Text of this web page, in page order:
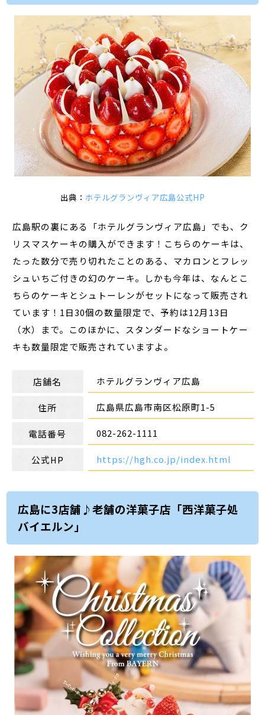
出典： ホテルグランヴィア広島公式HP
広島駅の裏にある「ホテルグランヴィア広島」でも、ク
リスマスケーキの購入ができます！こちらのケーキは、
たった数分で売り切れたことのある、マカロンとフレッ
シュいちご付きの幻のケーキ。しかも今年は、なんとこ
ちらのケーキとシュトーレンがセットになって販売され
ています！1日30個の数量限定で、予約は12月13日
（水）まで。このほかに、スタンダードなショートケー
キも数量限定で販売されていますよ。
店舗名 ホテルグランヴィア広島
住所 広島県広島市南区松原町1-5
電話番号 082-262-1111
公式HP https://hgh.co.jp/index.html
広島に3店舗♪老舗の洋菓子店「西洋菓子処
バイエルン」